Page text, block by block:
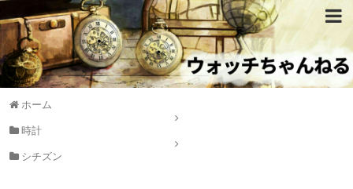
ホーム
時計
シチズン